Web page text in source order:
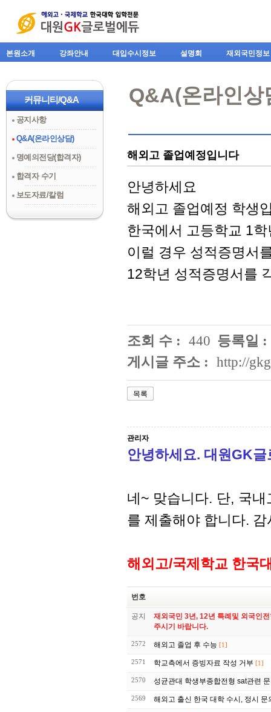
본원소개 강좌안내 대입수시정보 설명회 재외국민정보
커뮤니티/Q&A
공지사항
Q&A(온라인상담)
명예의전당(합격자)
합격자 수기
보도자료/칼럼
Q&A(온라인상
해외고 졸업예정입니다
안녕하세요
해외고 졸업예정 학
한국에서 고등학교 1
이럴 경우 성적증명서
12학년 성적증명서를
조회 수 : 440 등록일 :
게시글 주소 : http://
목록
관리자
안녕하세요. 대원GK
네~ 맞습니다. 단, 국
를 제출해야 합니다.
해외고/국제학교 한국
번호
공지
재외국민 3년, 12년 특례및 외국인
주시기 바랍니다.
2572 해외고 졸업 후 수능 [1]
2571 학교측에서 증빙자료 작성 거부 [1]
2570 성균관대 학생부종합전형 sat관련
2569 해외고 출신 한국 대학 수시, 정시 문